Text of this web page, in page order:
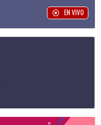
EN VIVO